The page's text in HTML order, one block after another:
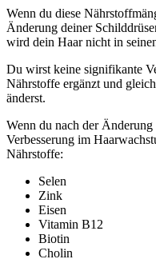
Wenn du diese
Änderung deiner
wird dein Haar nicht in
Du wirst keine signifikante
Nährstoffe ergänzt und
änderst.
Wenn du nach der
Verbesserung im
Nährstoffe:
Selen
Zink
Eisen
Vitamin B12
Biotin
Cholin